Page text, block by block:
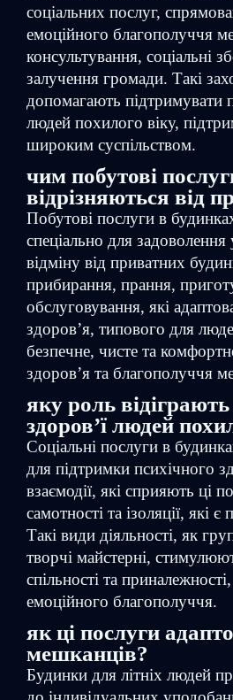
соціальних послуг,
емоційного благополуччя
консультування, соціальні
залучення громади. Такі
допомагають підтримувати
людей похилого віку,
широким суспільством.
чим побутові
відрізняються від
Побутові послуги в
спеціально для
відміну від приватних
прибирання, прання,
обслуговування, які
здоров’я, типового для
безпечне, чисте та
здоров’я та благополуччя
яку роль
здоров’ї людей
Соціальні послуги в
для підтримки психічного
взаємодії, які сприяють ці
самотності та ізоляції,
Такі види діяльності, як
творчі майстерні,
спільності та
емоційного благополуччя.
як ці послуги
мешканців?
Будинки для літніх людей